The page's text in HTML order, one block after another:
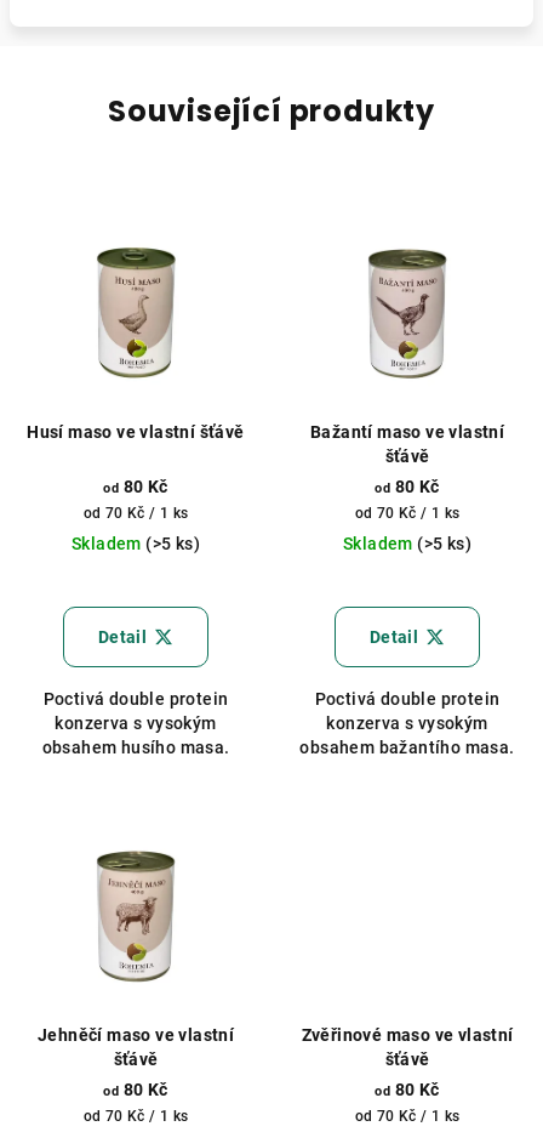
Související produkty
Husí maso ve vlastní šťávě
od 80 Kč
Měrná
cena:
od 70 Kč / 1 ks
Skladem (>5 ks)
Detail
Poctivá double protein
konzerva s vysokým
obsahem husího masa.
Bažantí maso ve vlastní
šťávě
od 80 Kč
Měrná
cena:
od 70 Kč / 1 ks
Skladem (>5 ks)
Detail
Poctivá double protein
konzerva s vysokým
obsahem bažantího masa.
Jehněčí maso ve vlastní
šťávě
od 80 Kč
Měrná
od 70 Kč / 1 ks
Zvěřinové maso ve vlastní
šťávě
od 80 Kč
Měrná
od 70 Kč / 1 ks